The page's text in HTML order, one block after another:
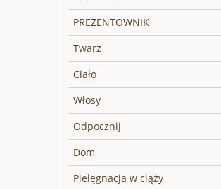
PREZENTOWNIK
Twarz
Ciało
Włosy
Odpocznij
Dom
Pielęgnacja w ciąży